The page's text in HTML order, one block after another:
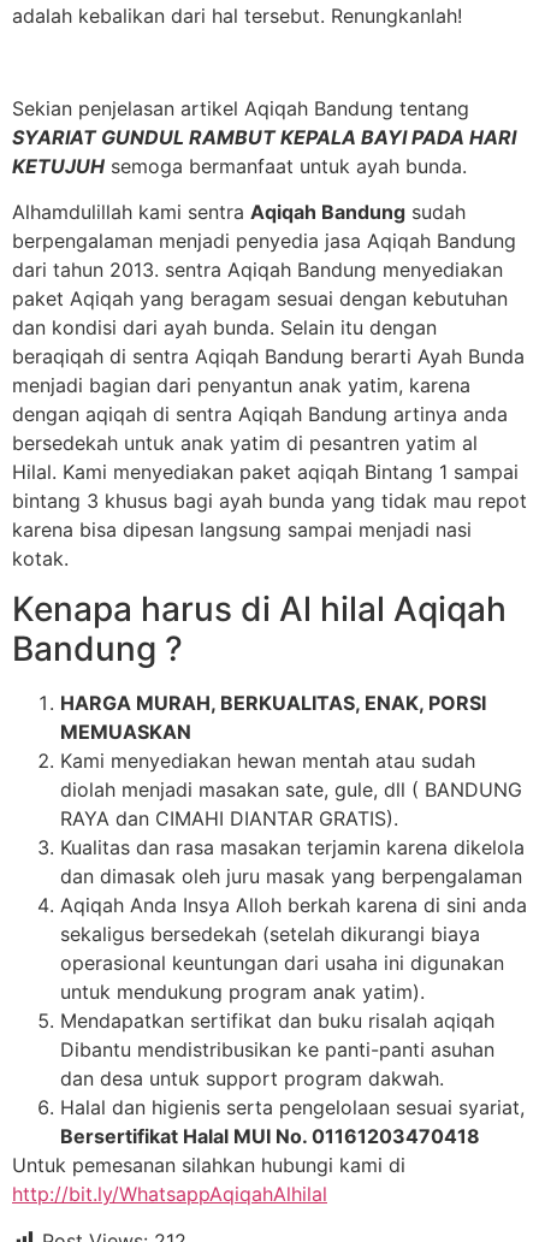
adalah kebalikan dari hal tersebut. Renungkanlah!
Sekian penjelasan artikel Aqiqah Bandung tentang
SYARIAT GUNDUL RAMBUT KEPALA BAYI PADA HARI
KETUJUH semoga bermanfaat untuk ayah bunda.
Alhamdulillah kami sentra Aqiqah Bandung sudah
berpengalaman menjadi penyedia jasa Aqiqah Bandung
dari tahun 2013. sentra Aqiqah Bandung menyediakan
paket Aqiqah yang beragam sesuai dengan kebutuhan
dan kondisi dari ayah bunda. Selain itu dengan
beraqiqah di sentra Aqiqah Bandung berarti Ayah Bunda
menjadi bagian dari penyantun anak yatim, karena
dengan aqiqah di sentra Aqiqah Bandung artinya anda
bersedekah untuk anak yatim di pesantren yatim al
Hilal. Kami menyediakan paket aqiqah Bintang 1 sampai
bintang 3 khusus bagi ayah bunda yang tidak mau repot
karena bisa dipesan langsung sampai menjadi nasi
kotak.
Kenapa harus di Al hilal Aqiqah
Bandung ?
HARGA MURAH, BERKUALITAS, ENAK, PORSI
MEMUASKAN
Kami menyediakan hewan mentah atau sudah
diolah menjadi masakan sate, gule, dll ( BANDUNG
RAYA dan CIMAHI DIANTAR GRATIS).
Kualitas dan rasa masakan terjamin karena dikelola
dan dimasak oleh juru masak yang berpengalaman
Aqiqah Anda Insya Alloh berkah karena di sini anda
sekaligus bersedekah (setelah dikurangi biaya
operasional keuntungan dari usaha ini digunakan
untuk mendukung program anak yatim).
Mendapatkan sertifikat dan buku risalah aqiqah
Dibantu mendistribusikan ke panti-panti asuhan
dan desa untuk support program dakwah.
Halal dan higienis serta pengelolaan sesuai syariat,
Bersertifikat Halal MUI No. 01161203470418
Untuk pemesanan silahkan hubungi kami di
http://bit.ly/WhatsappAqiqahAlhilal